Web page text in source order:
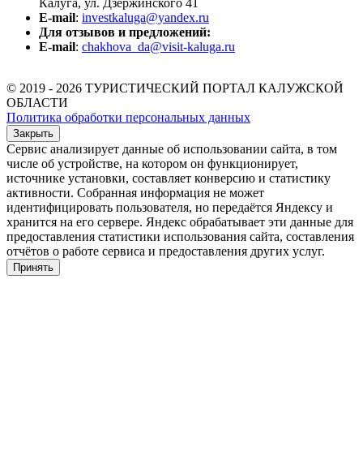
Калуга, ул. Дзержинского 41
E-mail: investkaluga@yandex.ru
Для отзывов и предложений:
E-mail: chakhova_da@visit-kaluga.ru
© 2019 - 2026 ТУРИСТИЧЕСКИЙ ПОРТАЛ КАЛУЖСКОЙ
ОБЛАСТИ
Политика обработки персональных данных
Закрыть
Сервис анализирует данные об использовании сайта, в том
числе об устройстве, на котором он функционирует,
источнике установки, составляет конверсию и статистику
активности. Собранная информация не может
идентифицировать пользователя, но передаётся Яндексу и
хранится на его сервере. Яндекс обрабатывает эти данные для
предоставления статистики использования сайта, составления
отчётов о работе сервиса и предоставления других услуг.
Принять